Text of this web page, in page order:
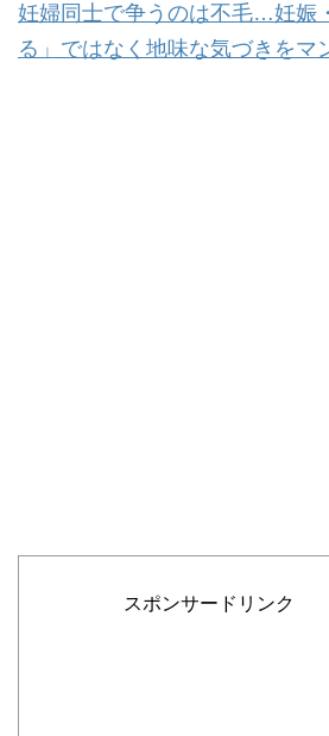
妊婦同士で争うのは不毛…妊娠
る」ではなく地味な気づきをマ
スポンサードリンク